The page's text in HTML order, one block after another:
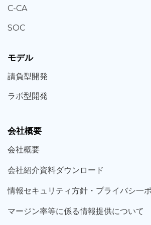
C-CA
SOC
モデル
請負型開発
ラボ型開発
会社概要
会社概要
会社紹介資料ダウンロード
情報セキュリティ方針・プライバシ一
マージン率等に係る情報提供について